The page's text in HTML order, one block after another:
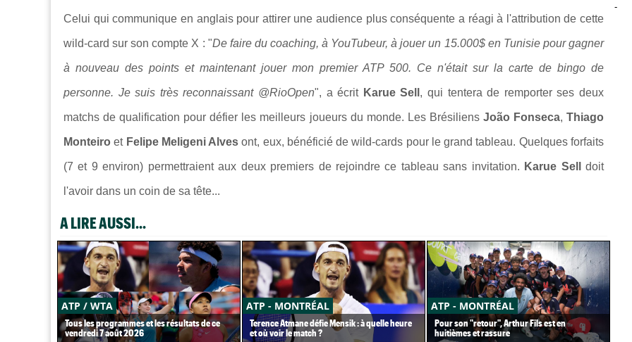
Celui qui communique en anglais pour attirer une audience plus conséquente a réagi à l'attribution de cette
wild-card sur son compte X : "De faire du coaching, à YouTubeur, à jouer un 15.000$ en Tunisie pour gagner
à nouveau des points et maintenant jouer mon premier ATP 500. Ce n'était sur la carte de bingo de
personne. Je suis très reconnaissant @RioOpen", a écrit Karue Sell , qui tentera de remporter ses deux
matchs de qualification pour défier les meilleurs joueurs du monde. Les Brésiliens João Fonseca,Thiago
Monteiro et Felipe Meligeni Alves ont, eux, bénéficié de wild-cards pour le grand tableau. Quelques forfaits
(7 et 9 environ) permettraient aux deux premiers de rejoindre ce tableau sans invitation. Karue Sell doit
l'avoir dans un coin de sa tête...
A LIRE AUSSI...
ATP / WTA
Tous les programmes et les résultats de ce
vendredi 7 août 2026
ATP - MONTRÉAL
Terence Atmane défie Mensik : à quelle heure
et où voir le match ?
ATP - MONTRÉAL
Pour son "retour", Arthur Fils est en
huitièmes et rassure
-